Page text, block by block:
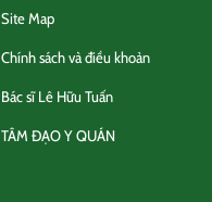
Site Map
Chính sách và điều khoản
Bác sĩ Lê Hữu Tuấn
TÂM ĐẠO Y QUÁN